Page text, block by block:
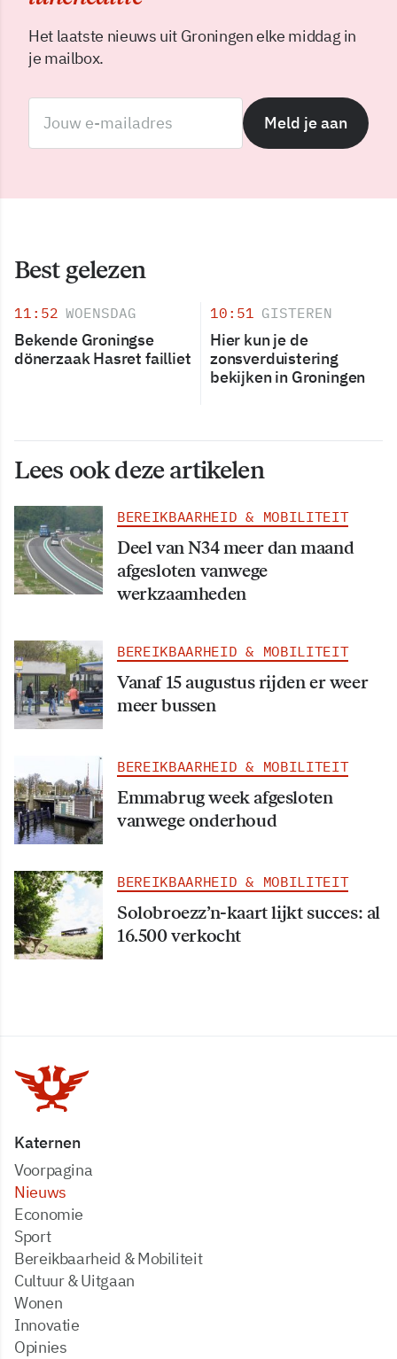
Het laatste nieuws uit Groningen elke middag in
je mailbox.
Meld je aan
Best gelezen
11:52 WOENSDAG
Bekende Groningse
dönerzaak Hasret failliet
10:51 GISTEREN
Hier kun je de
zonsverduistering
bekijken in Groningen
Lees ook deze artikelen
BEREIKBAARHEID & MOBILITEIT
Deel van N34 meer dan maand
afgesloten vanwege
werkzaamheden
BEREIKBAARHEID & MOBILITEIT
Vanaf 15 augustus rijden er weer
meer bussen
BEREIKBAARHEID & MOBILITEIT
Emmabrug week afgesloten
vanwege onderhoud
BEREIKBAARHEID & MOBILITEIT
Solobroezz’n-kaart lijkt succes: al
16.500 verkocht
Katernen
Voorpagina
Nieuws
Economie
Sport
Bereikbaarheid & Mobiliteit
Cultuur & Uitgaan
Wonen
Innovatie
Opinies